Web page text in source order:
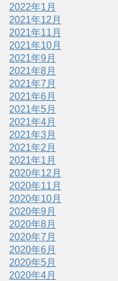
2022年1月
2021年12月
2021年11月
2021年10月
2021年9月
2021年8月
2021年7月
2021年6月
2021年5月
2021年4月
2021年3月
2021年2月
2021年1月
2020年12月
2020年11月
2020年10月
2020年9月
2020年8月
2020年7月
2020年6月
2020年5月
2020年4月